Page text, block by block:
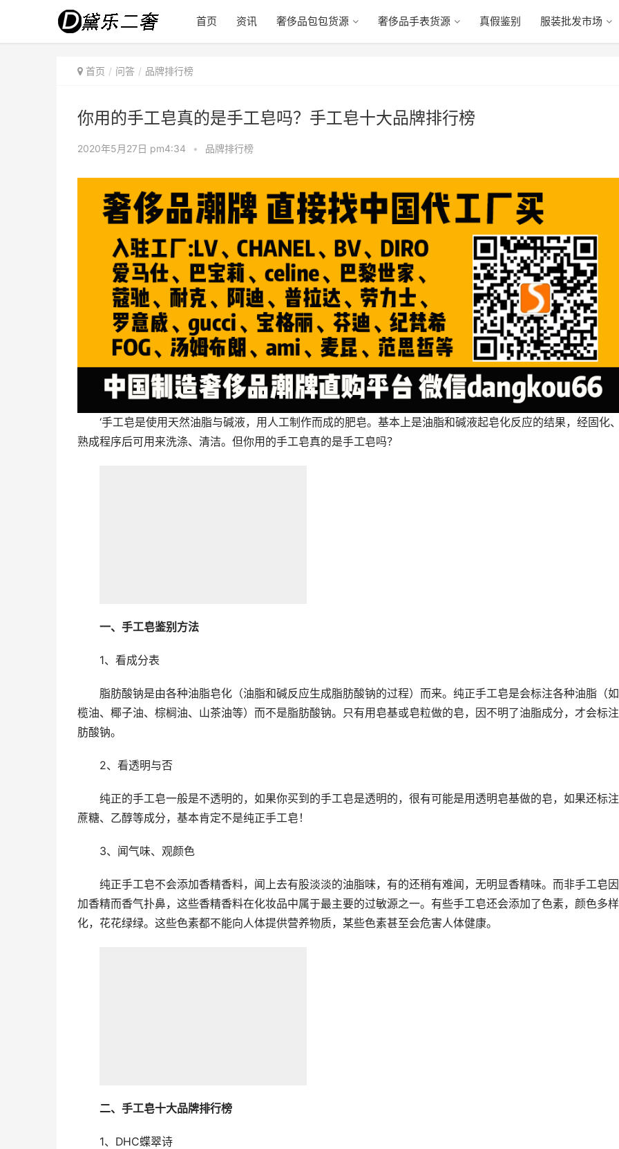
首页 资讯 奢侈品包包货源 奢侈品手表货源 真假鉴别 服装批发市场
首页 问答 品牌排行榜
你用的手工皂真的是手工皂吗？手工皂十大品牌排行榜
2020年5月27日 pm4:34 • 品牌排行榜
‘手工皂是使用天然油脂与碱液，用人工制作而成的肥皂。基本上是油脂和碱液起皂化反应的结果，经固化、
熟成程序后可用来洗涤、清洁。但你用的手工皂真的是手工皂吗？
一、手工皂鉴别方法
1、看成分表
脂肪酸钠是由各种油脂皂化（油脂和碱反应生成脂肪酸钠的过程）而来。纯正手工皂是会标注各种油脂（
榄油、椰子油、棕榈油、山茶油等）而不是脂肪酸钠。只有用皂基或皂粒做的皂，因不明了油脂成分，才会标
肪酸钠。
2、看透明与否
纯正的手工皂一般是不透明的，如果你买到的手工皂是透明的，很有可能是用透明皂基做的皂，如果还标
蔗糖、乙醇等成分，基本肯定不是纯正手工皂！
3、闻气味、观颜色
纯正手工皂不会添加香精香料，闻上去有股淡淡的油脂味，有的还稍有难闻，无明显香精味。而非手工皂
加香精而香气扑鼻，这些香精香料在化妆品中属于最主要的过敏源之一。有些手工皂还会添加了色素，颜色多样
化，花花绿绿。这些色素都不能向人体提供营养物质，某些色素甚至会危害人体健康。
二、手工皂十大品牌排行榜
1、DHC蝶翠诗